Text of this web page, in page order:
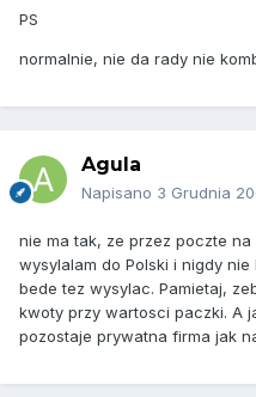
PS
normalnie, nie da rady nie
Agula
Napisano 3 Grudnia
nie ma tak, ze przez poczte
wysylalam do Polski i nigdy
bede tez wysylac. Pamietaj,
kwoty przy wartosci paczki. A
pozostaje prywatna firma jak